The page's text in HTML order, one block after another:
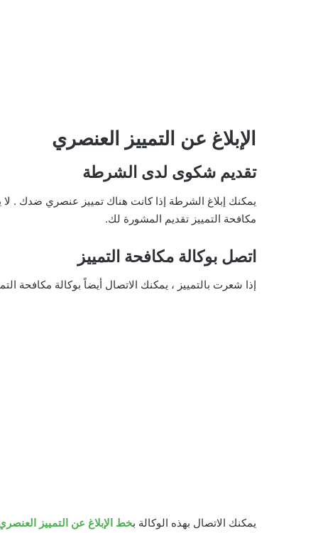
الإبلاغ عن التمييز العنصري
تقديم شكوى لدى الشرطة
يمكنك إبلاغ الشرطة إذا كانت هناك تمييز عنصري ضدك .
مكافحة التمييز تقديم المشورة لك.
اتصل بوكالة مكافحة التمييز
إذا شعرت بالتمييز ، يمكنك الاتصال أيضاً بوكالة مكافحة
يمكنك الاتصال بهذه الوكالة بخط الإبلاغ عن التمييز